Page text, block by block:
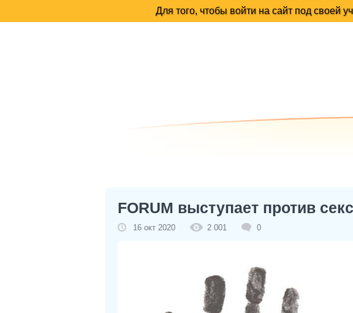
FORUM выступает против
16 окт 2020 2 001 0